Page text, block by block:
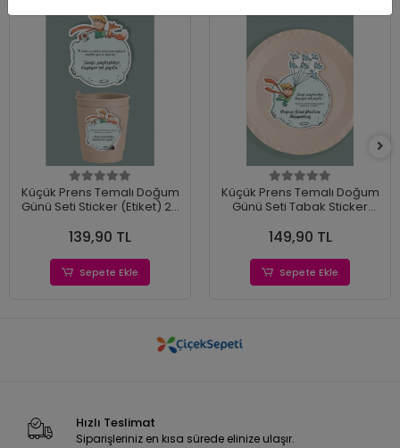
Küçük Prens Temalı Doğum
Günü Seti Sticker (Etiket) 20
139,90 TL
Sepete Ekle
Küçük Prens Temalı Doğum
Günü Seti Tabak Sticker
149,90 TL
Sepete Ekle
Hızlı Teslimat
Siparişleriniz en kısa sürede elinize ulaşır.